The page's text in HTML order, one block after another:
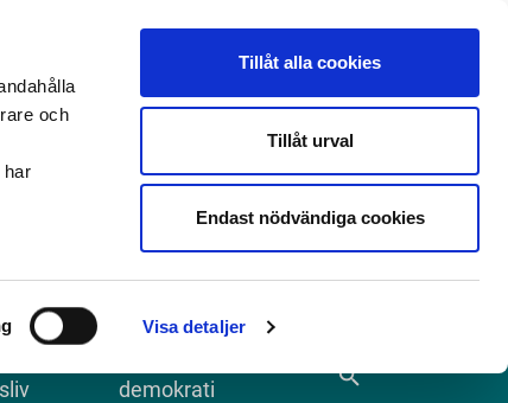
och
har
Visa detaljer
Tillåt alla cookies
Tillåt urval
Endast nödvändiga cookies
E-tjänster och blanketter Translate
Sök
demokrati
search